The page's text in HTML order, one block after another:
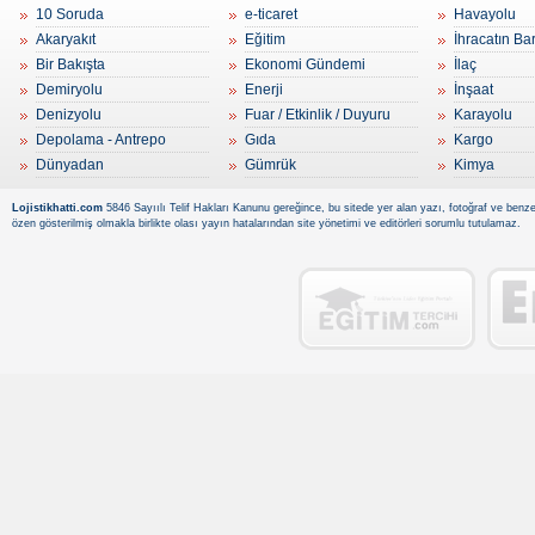
10 Soruda
Akaryakıt
Bir Bakışta
Demiryolu
Denizyolu
Depolama - Antrepo
Dünyadan
e-ticaret
Eğitim
Ekonomi Gündemi
Enerji
Fuar / Etkinlik / Duyuru
Gıda
Gümrük
Havayolu
İhracatın
İlaç
İnşaat
Karayolu
Kargo
Kimya
Lojistikhatti.com 5846 Sayıılı Telif Hakları Kanunu gereğince, bu sitede yer alan yazı, fotoğraf ve
özen gösterilmiş olmakla birlikte olası yayın hatalarından site yönetimi ve editörleri sorumlu tutulamaz.